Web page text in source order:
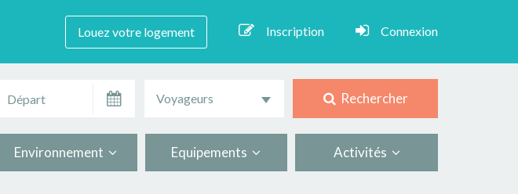
Louez votre logement Inscription Connexion
Voyageurs Rechercher
Environnement Equipements Activités